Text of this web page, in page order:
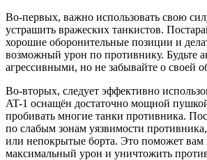
Во-первых, важно использовать свою
устрашить вражеских танкистов.
хорошие оборонительные позиции и
возможный урон по противнику. Будьте
агрессивными, но не забывайте о своей
Во-вторых, следует эффективно
AT-1 оснащён достаточно мощной
пробивать многие танки противника.
по слабым зонам уязвимости
или непокрытые борта. Это поможет вам
максимальный урон и уничтожить